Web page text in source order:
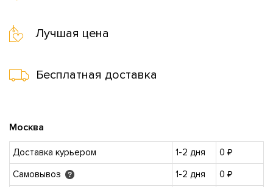
Лучшая цена
Бесплатная доставка
Москва
Доставка курьером 1-2 дня
0 ₽
Самовывоз
? 1-2 дня
0 ₽